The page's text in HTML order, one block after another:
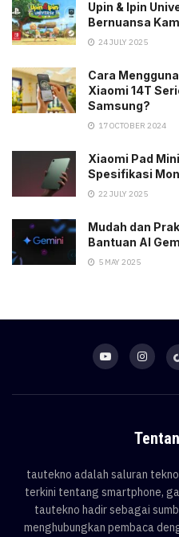
Upin & Ipin
Bernuansa
24 JULY 2025
Cara
Xiaomi 14T
Samsung?
17 OCTOBER 2024
Xiaomi Pad
Spesifikasi
22 JULY 2025
Mudah dan
Bantuan AI
5 MAY 2025
tautekno adalah saluran
terkini tentang smartphone,
tautekno hadir sebagai
menghubungkan pembaca